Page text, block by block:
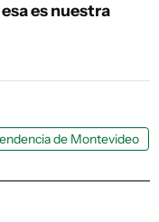
es nuestra
de Montevideo